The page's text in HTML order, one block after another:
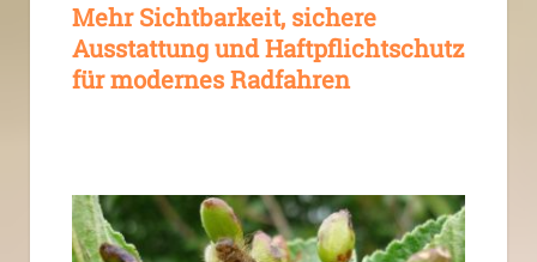
Mehr Sichtbarkeit, sichere
Ausstattung und Haftpflichtschutz
für modernes Radfahren